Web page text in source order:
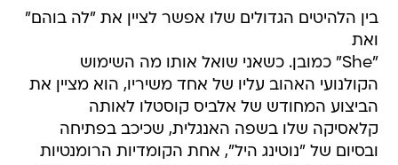
בין הלהיטים הגדולים שלו אפשר לציין את "לה בוהם"
ואת
"She" כמובן. כשאני שואל אותו מה השימוש
הקולנועי האהוב עליו של אחד משיריו, הוא מציין את
הביצוע המחודש של אלביס קוסטלו לאותה
קלאסיקה שלו בשפה האנגלית, שכיכב בפתיחה
ובסיום של "נוטינג היל", אחת הקומדיות הרומנטיות